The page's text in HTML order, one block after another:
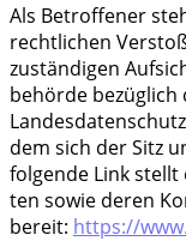
Als Betrof­fe­ner
recht­li­chen
zustän­di­gen
be­hör­de
dem sich der Sitz
fol­gen­de Link
ten sowie deren
bereit: https://